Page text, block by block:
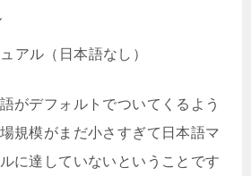
アル（日本語なし）
がデフォルトでついてくるよう
規模がまだ小さすぎて日本語マ
に達していないということです